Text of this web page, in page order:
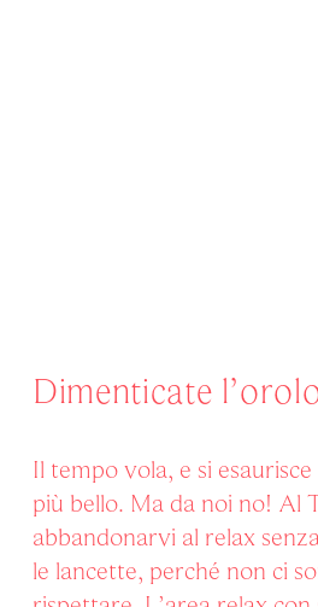
Dimenticate
Il tempo vola, e si
più bello. Ma da noi no! Al
abbandonarvi al relax
le lancette, perché non ci